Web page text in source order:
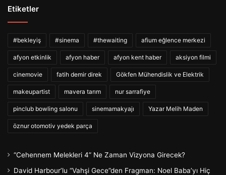
Etiketler
#bekleyiş #sinema #thewaiting afium eğlence merkezi
afyon etkinlik afyon haber afyon kent haber aksiyon filmi
cinemovie fatih demir direk Gökfen Mühendislik ve Elektrik
makeupartist mavera tarım nur sarrafiye
pinclub bowling salonu sinemamakyajı Yazar Melih Maden
öznur otomotiv yedek parça
“Cehennem Melekleri 4” Ne Zaman Vizyona Girecek?
David Harbour’lu “Vahşi Gece”den Fragman: Noel Baba’yı Hiç